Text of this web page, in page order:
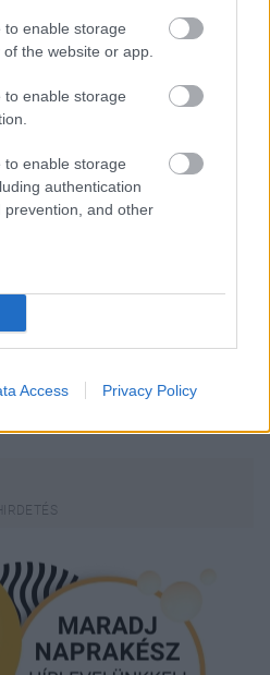
to enable storage
the website or app.
to enable storage
to enable storage
authentication
and other
Access Privacy Policy
cikkeit a Google hírekben